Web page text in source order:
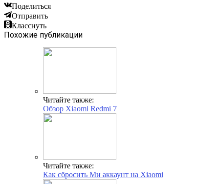
Поделиться
Отправить
Класснуть
Похожие публикации
Читайте также:
Обзор Xiaomi Redmi 7
Читайте также:
Как сбросить Ми аккаунт на Xiaomi